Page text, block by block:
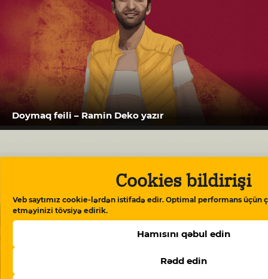
Cookies bildirişi
Veb saytımız cookie-lərdən istifadə edir. Optimal performans üçün
etməyinizi tövsiyə edirik.
Hamısını qəbul edin
Rədd edin
Doymaq feili – Ramin Deko yazır